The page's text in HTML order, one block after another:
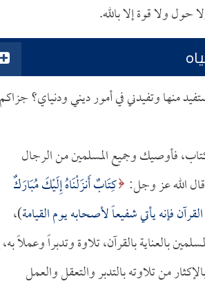
ولا قوة إلا بالله.
منها وتفيدني في أمور ديني ودنياي؟
فأوصيك وجميع المسلمين من الرجال
قال الله عز وجل: كِتَابٌ أَنزَلْنَاهُ إِلَيْكَ مُبَارَكٌ
فإنه يأتي شفيعاً لأصحابه يوم القيامة)،
بالعناية بالقرآن، تلاوة وتدبراً وعملاً
من تلاوته بالتدبر والتعقل والعمل